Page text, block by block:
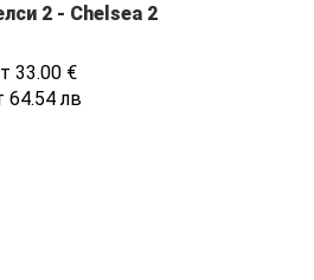
2 - Chelsea 2
33.00 €
64.54лв